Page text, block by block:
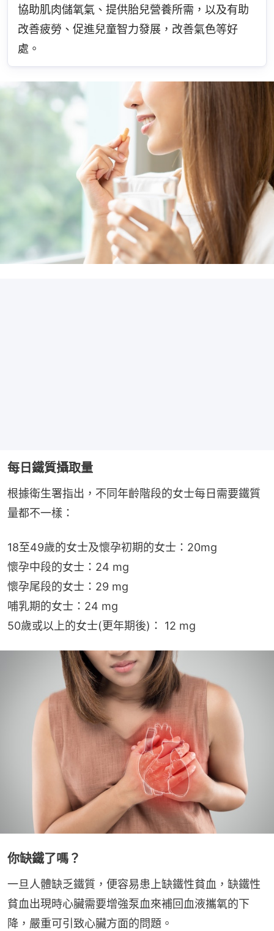
協助肌肉儲氧氣、提供胎兒營養所需，以及有助
改善疲勞、促進兒童智力發展，改善氣色等好
處。
每日鐵質攝取量
根據衛生署指出，不同年齡階段的女士每日需要鐵質
量都不一樣：
18至49歲的女士及懷孕初期的女士：20mg
懷孕中段的女士：24 mg
懷孕尾段的女士：29 mg
哺乳期的女士：24 mg
50歲或以上的女士(更年期後)： 12 mg
你缺鐵了嗎？
一旦人體缺乏鐵質，便容易患上缺鐵性貧血，缺鐵性
貧血出現時心臟需要增強泵血來補回血液攜氧的下
降，嚴重可引致心臟方面的問題。